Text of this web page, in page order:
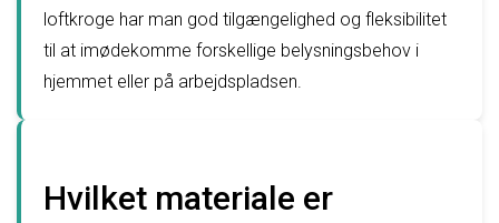
loftkroge har man god tilgængelighed og fleksibilitet
til at imødekomme forskellige belysningsbehov i
hjemmet eller på arbejdspladsen.
Hvilket materiale er